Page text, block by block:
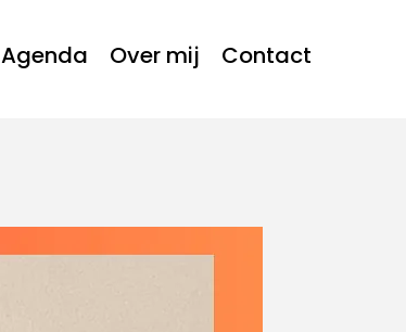
Agenda Over mij Contact